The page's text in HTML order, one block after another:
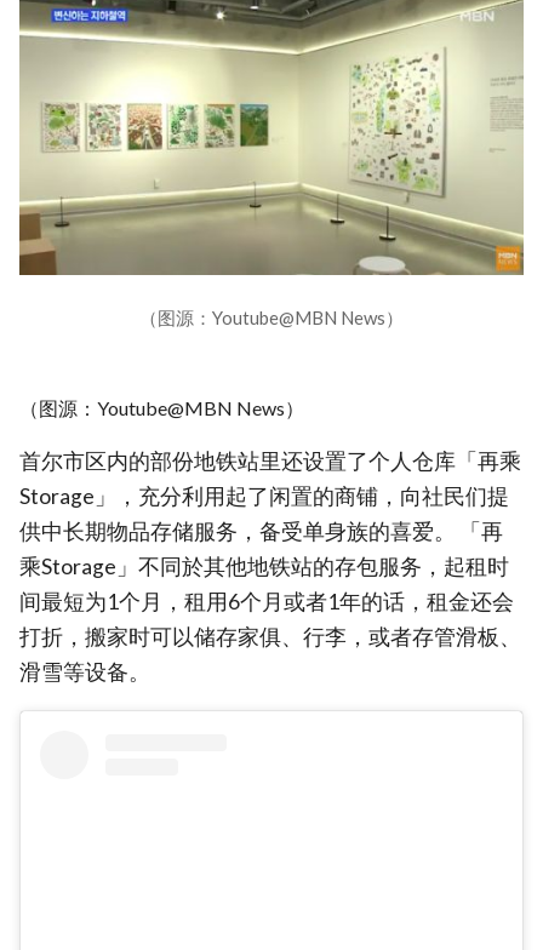
（图源：Youtube@MBN News）
（图源：Youtube@MBN News）
首尔市区内的部份地铁站里还设置了个人仓库「再乘
Storage」，充分利用起了闲置的商铺，向社民们提
供中长期物品存储服务，备受单身族的喜爱。 「再
乘Storage」不同於其他地铁站的存包服务，起租时
间最短为1个月，租用6个月或者1年的话，租金还会
打折，搬家时可以储存家俱、行李，或者存管滑板、
滑雪等设备。